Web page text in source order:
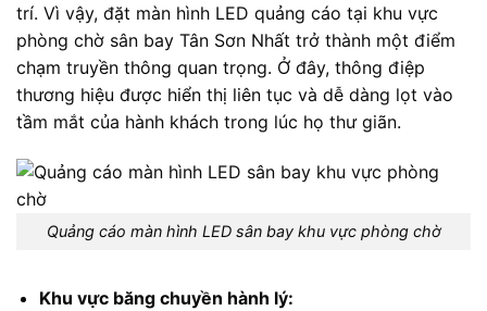
trí. Vì vậy, đặt màn hình LED quảng cáo tại khu vực
phòng chờ sân bay Tân Sơn Nhất trở thành một điểm
chạm truyền thông quan trọng. Ở đây, thông điệp
thương hiệu được hiển thị liên tục và dễ dàng lọt vào
tầm mắt của hành khách trong lúc họ thư giãn.
Quảng cáo màn hình LED sân bay khu vực phòng chờ
Khu vực băng chuyền hành lý: